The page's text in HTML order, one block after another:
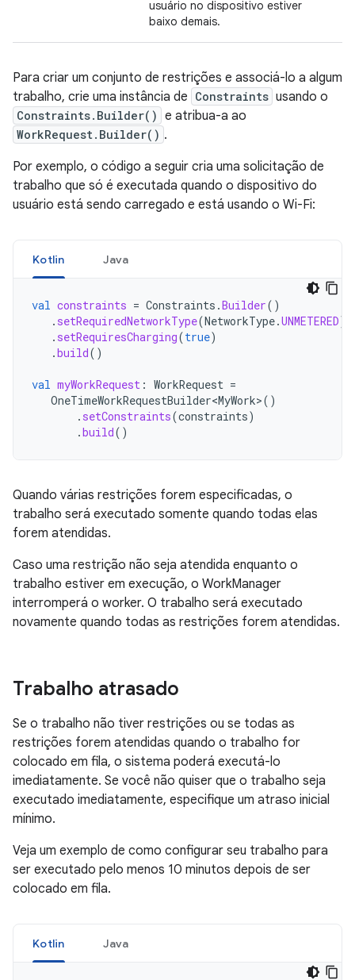
usuário no dispositivo estiver
baixo demais.
Para criar um conjunto de restrições e associá-lo a algum
trabalho, crie uma instância de Constraints usando o
Constraints.Builder() e atribua-a ao
WorkRequest.Builder() .
Por exemplo, o código a seguir cria uma solicitação de
trabalho que só é executada quando o dispositivo do
usuário está sendo carregado e está usando o Wi-Fi:
Kotlin Java
val constraints = Constraints .Builder()
. setRequiredNetworkType(NetworkType.UNMETERED)
. setRequiresCharging(true)
.build()
val myWorkRequest : WorkRequest =
OneTimeWorkRequestBuilder<MyWork>()
. setConstraints(constraints)
.build()
Quando várias restrições forem especificadas, o
trabalho será executado somente quando todas elas
forem atendidas.
Caso uma restrição não seja atendida enquanto o
trabalho estiver em execução, o WorkManager
interromperá o worker. O trabalho será executado
novamente quando todas as restrições forem atendidas.
Trabalho atrasado
Se o trabalho não tiver restrições ou se todas as
restrições forem atendidas quando o trabalho for
colocado em fila, o sistema poderá executá-lo
imediatamente. Se você não quiser que o trabalho seja
executado imediatamente, especifique um atraso inicial
mínimo.
Veja um exemplo de como configurar seu trabalho para
ser executado pelo menos 10 minutos depois de ser
colocado em fila.
Kotlin Java